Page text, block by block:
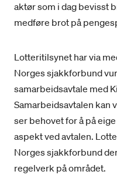
aktør som i dag bevisst
medføre brot på
Lotteritilsynet har via
Norges sjakkforbund
samarbeidsavtale med
Samarbeidsavtalen kan
ser behovet for å på
aspekt ved avtalen.
Norges sjakkforbund
regelverk på området.